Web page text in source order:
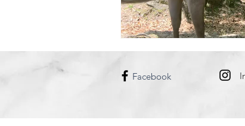
DANIMARCA
Facebook